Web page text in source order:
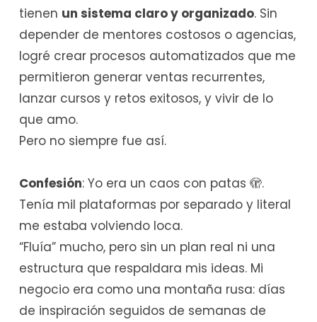
tienen un sistema claro y organizado. Sin
depender de mentores costosos o agencias,
logré crear procesos automatizados que me
permitieron generar ventas recurrentes,
lanzar cursos y retos exitosos, y vivir de lo
que amo.
Pero no siempre fue así.
Confesión: Yo era un caos con patas 🫣.
Tenía mil plataformas por separado y literal
me estaba volviendo loca.
“Fluía” mucho, pero sin un plan real ni una
estructura que respaldara mis ideas. Mi
negocio era como una montaña rusa: días
de inspiración seguidos de semanas de